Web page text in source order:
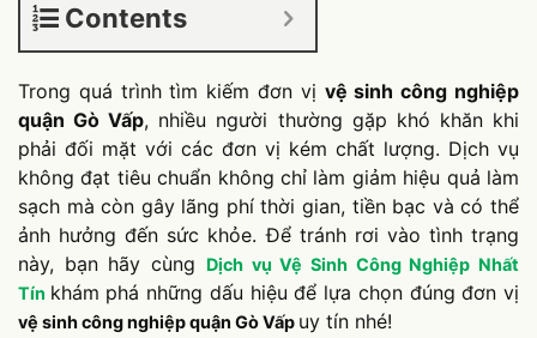
Contents
Trong quá trình tìm kiếm đơn vị vệ sinh công nghiệp
quận Gò Vấp, nhiều người thường gặp khó khăn khi
phải đối mặt với các đơn vị kém chất lượng. Dịch vụ
không đạt tiêu chuẩn không chỉ làm giảm hiệu quả làm
sạch mà còn gây lãng phí thời gian, tiền bạc và có thể
ảnh hưởng đến sức khỏe. Để tránh rơi vào tình trạng
này, bạn hãy cùng
Dịch vụ Vệ Sinh Công Nghiệp Nhất
Tín khám phá những dấu hiệu để lựa chọn đúng đơn vị
vệ sinh công nghiệp quận Gò Vấp uy tín nhé!